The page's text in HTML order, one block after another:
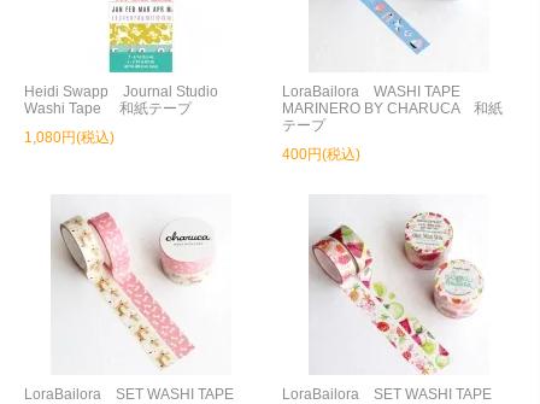
Heidi Swapp Journal Studio
Washi Tape 和紙テープ
1,080円(税込)
LoraBailora WASHI TAPE
MARINERO BY CHARUCA 和紙
テープ
400円(税込)
LoraBailora SET WASHI TAPE
LoraBailora SET WASHI TAPE